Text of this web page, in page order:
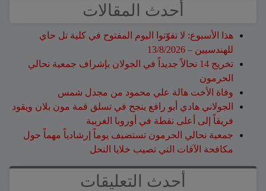
أحدث المقالات
هذا الأسبوع: لا تفوّتوا اليوم المفتوح في كلية تل حاي
للهندسيين – 13/8/2026
تخريج 14 نحالاً جديداً في الجولان بإشراف جمعية نحالي
الحرمون
وفاة الأخت هالة علي محمود من مجدل شمس
الجولاني هادي أبو رافع ينجح في تسلق قمة مون بلان ويقود
فريقاً إلى أعلى نقطة في أوروبا الغربية
جمعية نحالي الحرمون تستضيف يوماً إرشادياً مهماً حول
مكافحة الآفات التي تصيب خلايا النحل
أحدث التعليقات